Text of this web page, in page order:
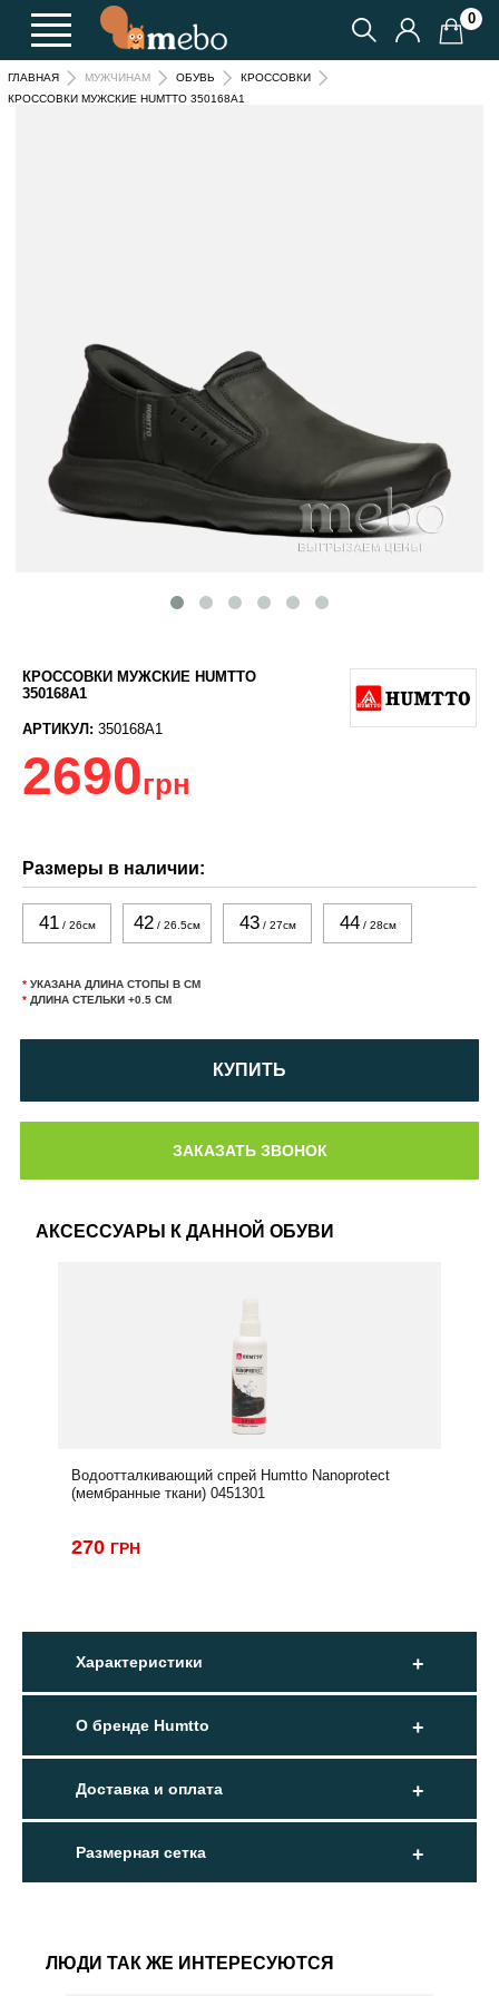
0
ГЛАВНАЯ МУЖЧИНАМ ОБУВЬ
КРОССОВКИ
КРОССОВКИ МУЖСКИЕ HUMTTO 350168A1
КРОССОВКИ МУЖСКИЕ HUMTTO
350168A1
АРТИКУЛ: 350168A1
2690грн
Размеры в наличии:
41/ 26см 42 / 26.5см 43/ 27см 44/ 28см
* УКАЗАНА ДЛИНА СТОПЫ В СМ
* ДЛИНА СТЕЛЬКИ +0.5 СМ
КУПИТЬ
АКСЕССУАРЫ К ДАННОЙ ОБУВИ
Водоотталкивающий спрей Humtto Nanoprotect
(мембранные ткани) 0451301
270 ГРН
Характеристики
О бренде Humtto
Доставка и оплата
Размерная сетка
ЛЮДИ ТАК ЖЕ ИНТЕРЕСУЮТСЯ